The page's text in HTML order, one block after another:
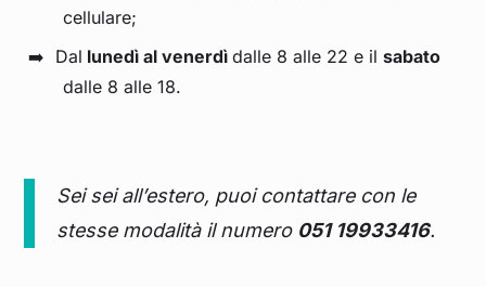
cellulare;
Dal lunedì al venerdì dalle 8 alle 22 e il sabato
dalle 8 alle 18.
Sei sei all’estero, puoi contattare con le
stesse modalità il numero 051 19933416.